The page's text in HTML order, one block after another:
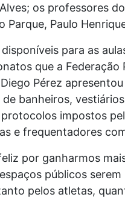
os professores
Parque, Paulo
para as
que a
Pérez
banheiros,
impostos
e frequentadores
por ganharmos
públicos
pelos atletas,